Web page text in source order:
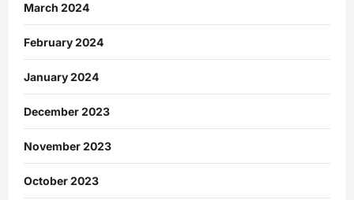
March 2024
February 2024
January 2024
December 2023
November 2023
October 2023